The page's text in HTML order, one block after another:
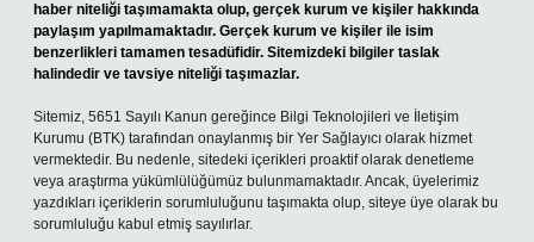
haber niteliği taşımamakta olup, gerçek kurum ve kişiler hakkında
paylaşım yapılmamaktadır. Gerçek kurum ve kişiler ile isim
benzerlikleri tamamen tesadüfidir. Sitemizdeki bilgiler taslak
halindedir ve tavsiye niteliği taşımazlar.
Sitemiz, 5651 Sayılı Kanun gereğince Bilgi Teknolojileri ve İletişim
Kurumu (BTK) tarafından onaylanmış bir Yer Sağlayıcı olarak hizmet
vermektedir. Bu nedenle, sitedeki içerikleri proaktif olarak denetleme
veya araştırma yükümlülüğümüz bulunmamaktadır. Ancak, üyelerimiz
yazdıkları içeriklerin sorumluluğunu taşımakta olup, siteye üye olarak bu
sorumluluğu kabul etmiş sayılırlar.